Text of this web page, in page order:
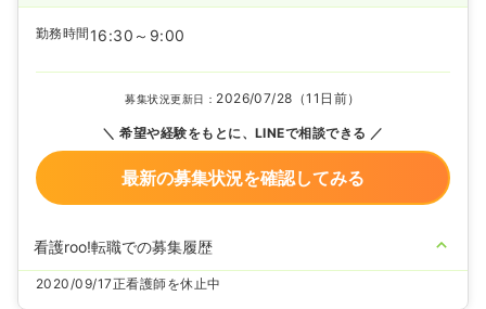
勤務時間 16:30～9:00
募集状況更新日： 2026/07/28（11日前）
希望や経験をもとに、LINEで相談できる
最新の募集状況を確認してみる
看護roo!転職での募集履歴
2020/09/17正看護師を休止中